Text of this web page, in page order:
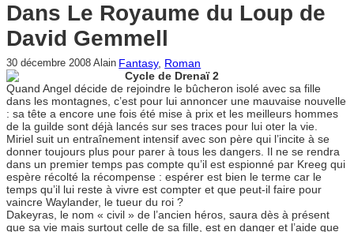
Dans Le Royaume du Loup de
David Gemmell
30 décembre 2008 Alain Fantasy, Roman
Cycle de Drenaï 2
Quand Angel décide de rejoindre le bûcheron isolé avec sa fille
dans les montagnes, c’est pour lui annoncer une mauvaise nouvelle
: sa tête a encore une fois été mise à prix et les meilleurs hommes
de la guilde sont déjà lancés sur ses traces pour lui oter la vie.
Miriel suit un entraînement intensif avec son père qui l’incite à se
donner toujours plus pour parer à tous les dangers. Il ne se rendra
dans un premier temps pas compte qu’il est espionné par Kreeg qui
espère récolté la récompense : espérer est bien le terme car le
temps qu’il lui reste à vivre est compter et que peut-il faire pour
vaincre Waylander, le tueur du roi ?
Dakeyras, le nom « civil » de l’ancien héros, saura dès à présent
que sa vie mais surtout celle de sa fille, est en danger et l’aide que